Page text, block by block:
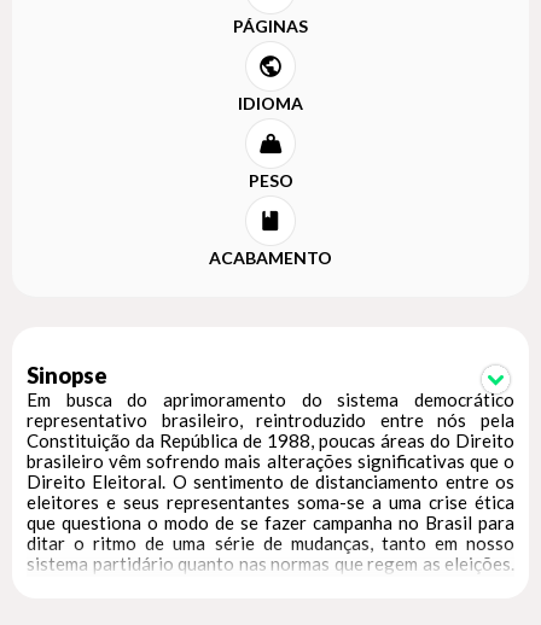
PÁGINAS
IDIOMA
PESO
ACABAMENTO
Sinopse
Em busca do aprimoramento do sistema democrático
representativo brasileiro, reintroduzido entre nós pela
Constituição da República de 1988, poucas áreas do Direito
brasileiro vêm sofrendo mais alterações significativas que o
Direito Eleitoral. O sentimento de distanciamento entre os
eleitores e seus representantes soma-se a uma crise ética
que questiona o modo de se fazer campanha no Brasil para
ditar o ritmo de uma série de mudanças, tanto em nosso
sistema partidário quanto nas normas que regem as eleições.